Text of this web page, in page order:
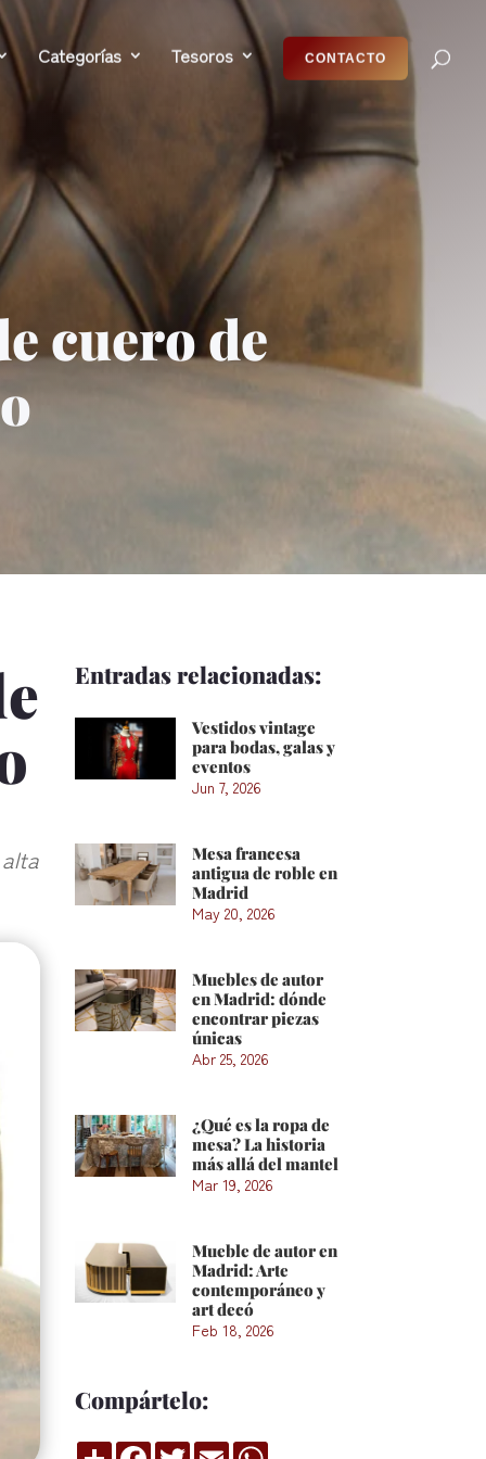
Categorías Tesoros CONTACTO
cuero de
Entradas relacionadas:
Vestidos vintage
para bodas, galas y
eventos
Jun 7, 2026
Mesa francesa
antigua de roble en
Madrid
May 20, 2026
Muebles de autor
en Madrid: dónde
encontrar piezas
únicas
Abr 25, 2026
¿Qué es la ropa de
mesa? La historia
más allá del mantel
Mar 19, 2026
Mueble de autor en
Madrid: Arte
contemporáneo y
art decó
Feb 18, 2026
Compártelo:
CompartirFacebook
TwitterEmail WhatsApp